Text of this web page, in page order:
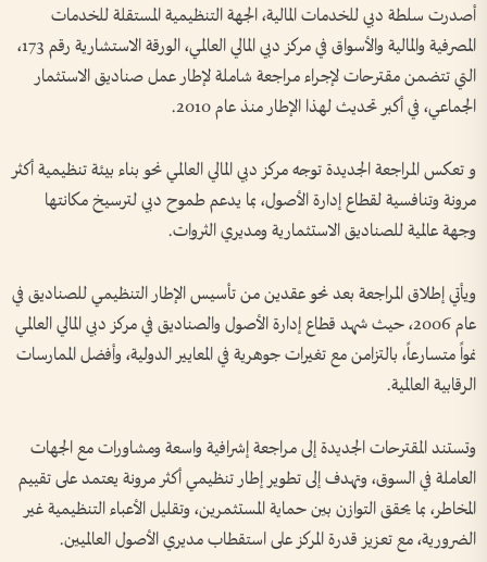
أصدرت سلطة دبي للخدمات المالية، الجهة التنظيمية المستقلة للخدمات
المصرفية والمالية والأسواق في مركز دبي المالي العالمي، الورقة الاستشارية رقم 173،
التي تتضمن مقترحات لإجراء مراجعة شاملة لإطار عمل صناديق الاستثمار
الجماعي، في أكبر تحديث لهذا الإطار منذ عام 2010.
و تعكس المراجعة الجديدة توجه مركز دبي المالي العالمي نحو بناء بيئة تنظيمية أكثر
مرونة وتنافسية لقطاع إدارة الأصول، بما يدعم طموح دبي لترسيخ مكانتها
وجهة عالمية للصناديق الاستثمارية ومديري الثروات.
ويأتي إطلاق المراجعة بعد نحو عقدين من تأسيس الإطار التنظيمي للصناديق في
عام 2006، حيث شهد قطاع إدارة الأصول والصناديق في مركز دبي المالي العالمي
نمواً متسارعاً، بالتزامن مع تغيرات جوهرية في المعايير الدولية، وأفضل الممارسات
الرقابية العالمية.
وتستند المقترحات الجديدة إلى مراجعة إشرافية واسعة ومشاورات مع الجهات
العاملة في السوق، وتهدف إلى تطوير إطار تنظيمي أكثر مرونة يعتمد على تقييم
المخاطر، بما يحقق التوازن بين حماية المستثمرين، وتقليل الأعباء التنظيمية غير
الضرورية، مع تعزيز قدرة المركز على استقطاب مديري الأصول العالميين.